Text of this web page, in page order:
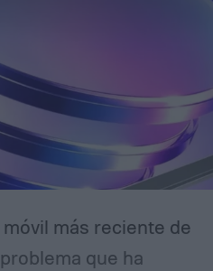
más reciente de
que ha